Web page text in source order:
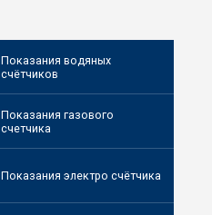
Показания водяных
счётчиков
Показания газового
счетчика
Показания электро счётчика